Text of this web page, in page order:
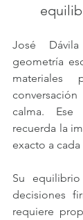
José
geometría
materiales
calma.
recuerda la
exacto a
Su
decisiones
requiere